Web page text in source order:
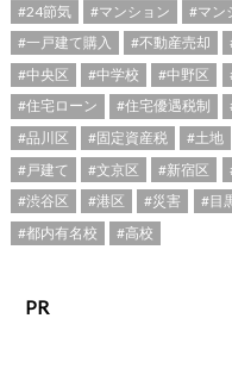
#24節気 #マンション #マン
#一戸建て購入
#不動産売却
#中央区
#中学校 #中野区
#住宅ローン
#住宅優遇税制
#品川区
#固定資産税 #土地
#戸建て
#文京区 #新宿区
#渋谷区
#港区 #災害 #目
#都内有名校
#高校
PR